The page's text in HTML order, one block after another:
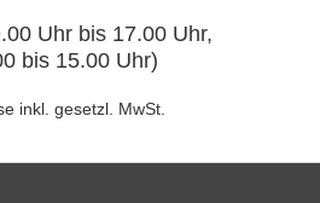
Uhr bis 17.00 Uhr,
bis 15.00 Uhr)
inkl. gesetzl. MwSt.